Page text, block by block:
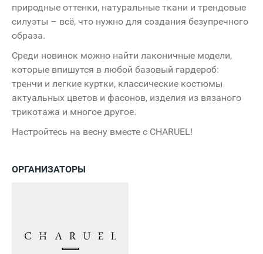
природные оттенки, натуральные ткани и трендовые
силуэты – всё, что нужно для создания безупречного
образа.
Среди новинок можно найти лаконичные модели,
которые впишутся в любой базовый гардероб:
тренчи и легкие куртки, классические костюмы
актуальных цветов и фасонов, изделия из вязаного
трикотажа и многое другое.
Настройтесь на весну вместе с CHARUEL!
ОРГАНИЗАТОРЫ